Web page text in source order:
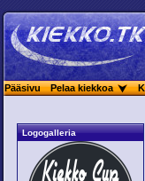
Pääsivu Pelaa kiekkoa
Logogalleria